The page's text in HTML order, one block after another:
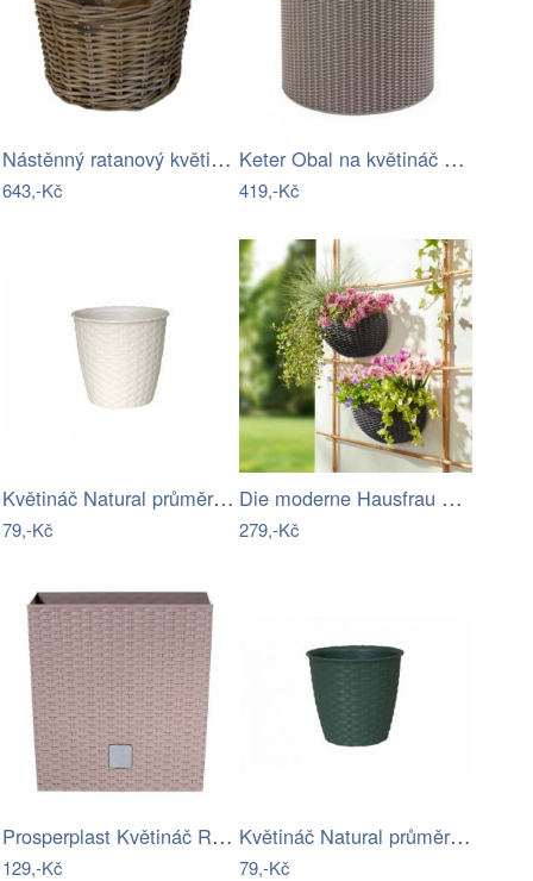
Nástěnný ratanový květináč s uchem šedá…
643,-Kč
Keter Obal na květináč Cylinder Planter…
419,-Kč
Květináč Natural průměr 14 cm
79,-Kč
Die moderne Hausfrau Nástěnný květináč…
279,-Kč
Prosperplast Květináč Rato Flat hnědý,…
129,-Kč
Květináč Natural průměr 14 cm
79,-Kč